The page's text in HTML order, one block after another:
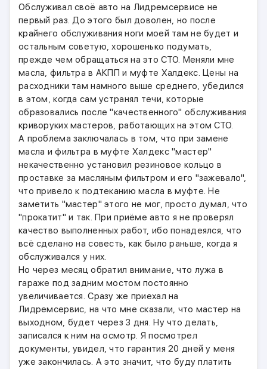
Обслуживал своё авто на Лидремсервисе не
первый раз. До этого был доволен, но после
крайнего обслуживания ноги моей там не будет и
остальным советую, хорошенько подумать,
прежде чем обращаться на это СТО. Меняли мне
масла, фильтра в АКПП и муфте Халдекс. Цены на
расходники там намного выше среднего, убедился
в этом, когда сам устранял течи, которые
образовались после "качественного" обслуживания
криворуких мастеров, работающих на этом СТО.
А проблема заключалась в том, что при замене
масла и фильтра в муфте Халдекс "мастер"
некачественно установил резиновое кольцо в
проставке за масляным фильтром и его "зажевало",
что привело к подтеканию масла в муфте. Не
заметить "мастер" этого не мог, просто думал, что
"прокатит" и так. При приёме авто я не проверял
качество выполненных работ, ибо понадеялся, что
всё сделано на совесть, как было раньше, когда я
обслуживался у них.
Но через месяц обратил внимание, что лужа в
гараже под задним мостом постоянно
увеличивается. Сразу же приехал на
Лидремсервис, на что мне сказали, что мастер на
выходном, будет через 3 дня. Ну что делать,
записался к ним на осмотр. Я посмотрел
документы, увидел, что гарантия 20 дней у меня
уже закончилась. А это значит, что буду платить